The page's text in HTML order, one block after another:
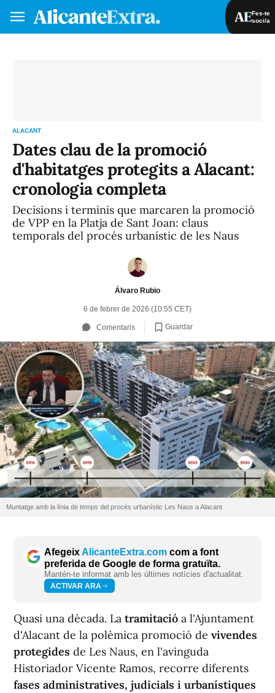
Fes-te
soci/a
ALACANT
Dates clau de la promoció
d'habitatges protegits a Alacant:
cronologia completa
Decisions i terminis que marcaren la promoció
de VPP en la Platja de Sant Joan: claus
temporals del procés urbanístic de les Naus
Álvaro Rubio
6 de febrer de 2026 (10:55 CET)
Comentaris Guardar
Muntatge amb la línia de temps del procés urbanístic Les Naus a Alacant
AfegeixAlicanteExtra.com com a font
preferida de Google de forma gratuïta.
Mantén-te informat amb les últimes notícies d'actualitat.
ACTIVAR ARA
Quasi una dècada. La tramitació a l'Ajuntament
d'Alacant de la polèmica promoció de vivendes
protegides de Les Naus, en l'avinguda
Historiador Vicente Ramos, recorre diferents
fases administratives, judicials i urbanístiques